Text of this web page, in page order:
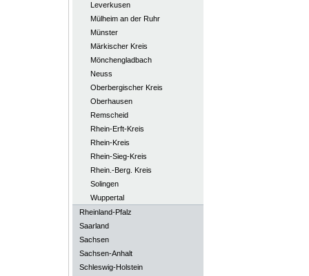
Leverkusen
Mülheim an der Ruhr
Münster
Märkischer Kreis
Mönchengladbach
Neuss
Oberbergischer Kreis
Oberhausen
Remscheid
Rhein-Erft-Kreis
Rhein-Kreis
Rhein-Sieg-Kreis
Rhein.-Berg. Kreis
Solingen
Wuppertal
Rheinland-Pfalz
Saarland
Sachsen
Sachsen-Anhalt
Schleswig-Holstein